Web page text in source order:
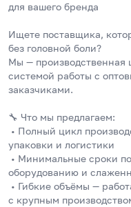
для вашего бренда
Ищете поставщика,
без головной боли?
Мы — производственная
системой работы с
заказчиками.
🔧 Что мы предлагаем:
упаковки и логистики
оборудованию и
с крупным